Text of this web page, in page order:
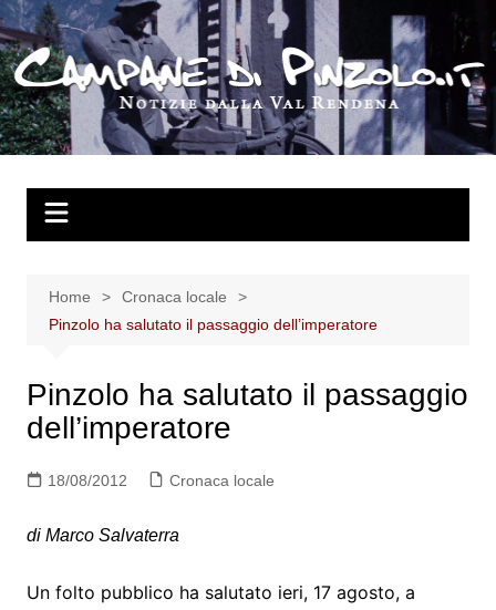
Salta
al
contenuto
Home
Cronaca locale
Pinzolo ha salutato il passaggio dell’imperatore
Pinzolo ha salutato il passaggio
dell’imperatore
18/08/2012 Cronaca locale
di Marco Salvaterra
Un folto pubblico ha salutato ieri, 17 agosto, a